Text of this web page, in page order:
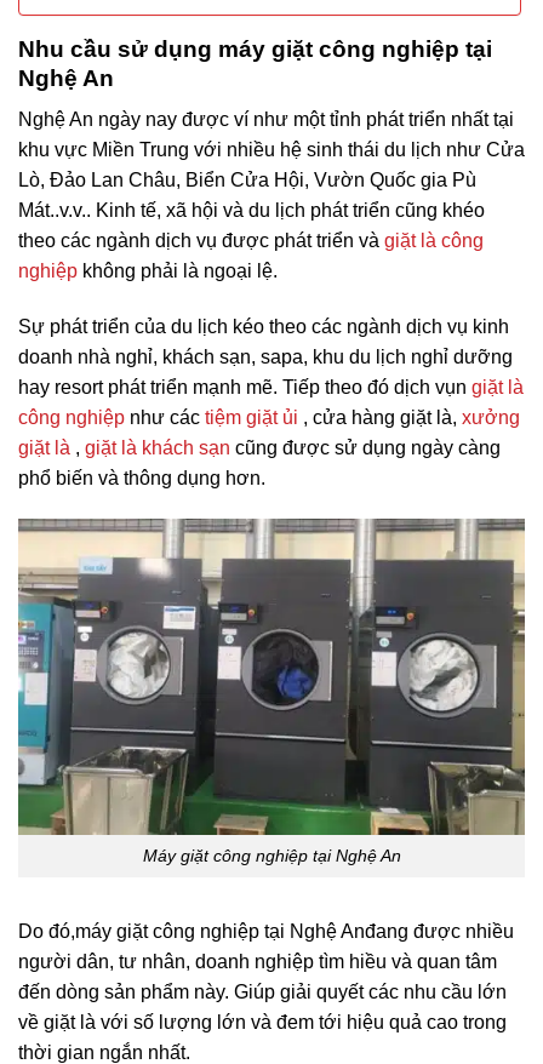
Nhu cầu sử dụng máy giặt công nghiệp tại
Nghệ An
Nghệ An ngày nay được ví như một tỉnh phát triển nhất tại
khu vực Miền Trung với nhiều hệ sinh thái du lịch như Cửa
Lò, Đảo Lan Châu, Biển Cửa Hội, Vườn Quốc gia Pù
Mát..v.v.. Kinh tế, xã hội và du lịch phát triển cũng khéo
theo các ngành dịch vụ được phát triển và giặt là công
nghiệp không phải là ngoại lệ.
Sự phát triển của du lịch kéo theo các ngành dịch vụ kinh
doanh nhà nghỉ, khách sạn, sapa, khu du lịch nghỉ dưỡng
hay resort phát triển mạnh mẽ. Tiếp theo đó dịch vụn giặt là
công nghiệp như các tiệm giặt ủi , cửa hàng giặt là, xưởng
giặt là , giặt là khách sạn cũng được sử dụng ngày càng
phổ biến và thông dụng hơn.
Máy giặt công nghiệp tại Nghệ An
Do đó,máy giặt công nghiệp tại Nghệ Anđang được nhiều
người dân, tư nhân, doanh nghiệp tìm hiều và quan tâm
đến dòng sản phẩm này. Giúp giải quyết các nhu cầu lớn
về giặt là với số lượng lớn và đem tới hiệu quả cao trong
thời gian ngắn nhất.